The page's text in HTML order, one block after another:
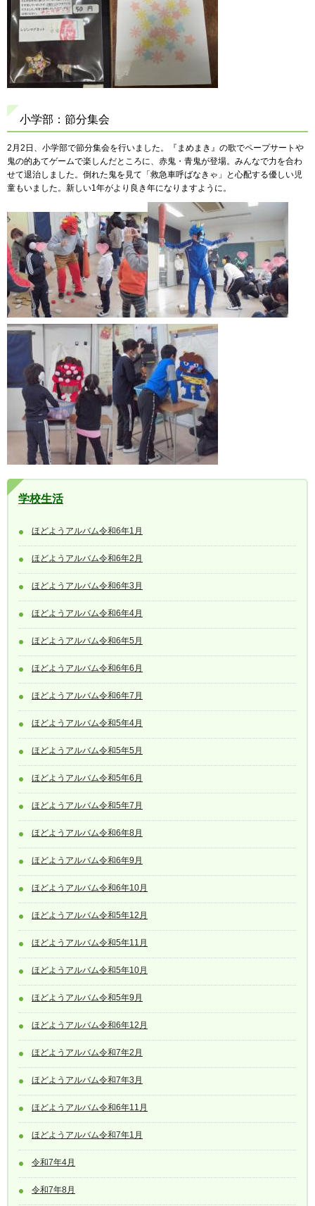
小学部：節分集会
2月2日、小学部で節分集会を行いました。『まめまき』の歌でペープサートや
鬼の的あてゲームで楽しんだところに、赤鬼・青鬼が登場。みんなで力を合わ
せて退治しました。倒れた鬼を見て「救急車呼ばなきゃ」と心配する優しい児
童もいました。新しい1年がより良き年になりますように。
学校生活
ほどようアルバム令和6年1月
ほどようアルバム令和6年2月
ほどようアルバム令和6年3月
ほどようアルバム令和6年4月
ほどようアルバム令和6年5月
ほどようアルバム令和6年6月
ほどようアルバム令和6年7月
ほどようアルバム令和5年4月
ほどようアルバム令和5年5月
ほどようアルバム令和5年6月
ほどようアルバム令和5年7月
ほどようアルバム令和6年8月
ほどようアルバム令和6年9月
ほどようアルバム令和6年10月
ほどようアルバム令和5年12月
ほどようアルバム令和5年11月
ほどようアルバム令和5年10月
ほどようアルバム令和5年9月
ほどようアルバム令和6年12月
ほどようアルバム令和7年2月
ほどようアルバム令和7年3月
ほどようアルバム令和6年11月
ほどようアルバム令和7年1月
令和7年4月
令和7年8月